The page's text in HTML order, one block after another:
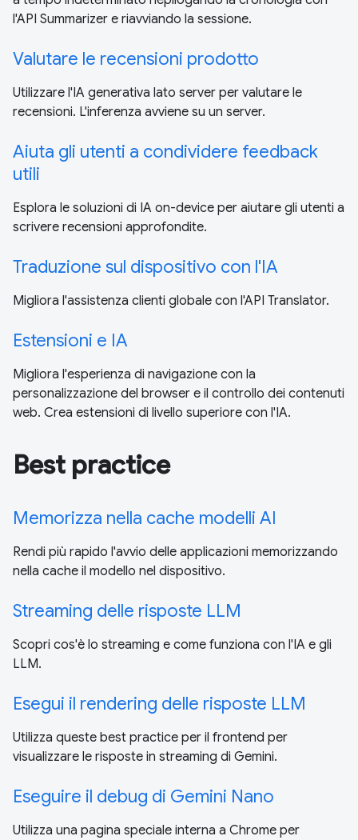
l'API Summarizer e riavviando la sessione.
Valutare le recensioni prodotto
Utilizzare l'IA generativa lato server per valutare le
recensioni. L'inferenza avviene su un server.
Aiuta gli utenti a condividere feedback
utili
Esplora le soluzioni di IA on-device per aiutare gli utenti a
scrivere recensioni approfondite.
Traduzione sul dispositivo con l'IA
Migliora l'assistenza clienti globale con l'API Translator.
Estensioni e IA
Migliora l'esperienza di navigazione con la
personalizzazione del browser e il controllo dei contenuti
web. Crea estensioni di livello superiore con l'IA.
Best practice
Memorizza nella cache modelli AI
Rendi più rapido l'avvio delle applicazioni memorizzando
nella cache il modello nel dispositivo.
Streaming delle risposte LLM
Scopri cos'è lo streaming e come funziona con l'IA e gli
LLM.
Esegui il rendering delle risposte LLM
Utilizza queste best practice per il frontend per
visualizzare le risposte in streaming di Gemini.
Eseguire il debug di Gemini Nano
Utilizza una pagina speciale interna a Chrome per